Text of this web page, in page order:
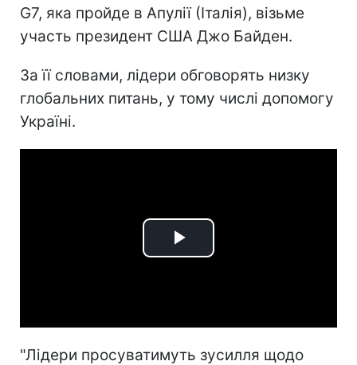
G7, яка пройде в Апулії (Італія), візьме
участь президент США Джо Байден.
За її словами, лідери обговорять низку
глобальних питань, у тому числі допомогу
Україні.
Play
"Лідери просуватимуть зусилля щодо